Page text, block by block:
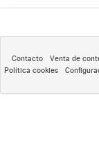
Contacto Venta de
Política cookies